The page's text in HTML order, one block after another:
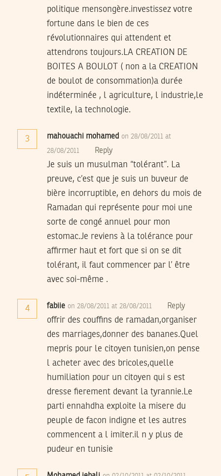
politique mensongère.investissez votre
fortune dans le bien de ces
révolutionnaires qui attendent et
attendrons toujours.LA CREATION DE
BOITES A BOULOT ( non a la CREATION
de boulot de consommation)a durée
indéterminée , l agriculture, l industrie,le
textile, la technologie.
3 mahouachi mohamed on 28/08/2011 at
28/08/2011 Reply
Je suis un musulman “tolérant”. La
preuve, c’est que je suis un buveur de
bière incorruptible, en dehors du mois de
Ramadan qui représente pour moi une
sorte de congé annuel pour mon
estomac.Je reviens à la tolérance pour
affirmer haut et fort que si on se dit
tolérant, il faut commencer par l’ être
avec soi-même .
4 fabiie on 28/08/2011 at 28/08/2011 Reply
offrir des couffins de ramadan,organiser
des marriages,donner des bananes.Quel
mepris pour le citoyen tunisien,on pense
l acheter avec des bricoles,quelle
humiliation pour un citoyen qui s est
dresse fierement devant la tyrannie.Le
parti ennahdha exploite la misere du
peuple de facon indigne et les autres
commencent a l imiter.il n y plus de
pudeur en tunisie